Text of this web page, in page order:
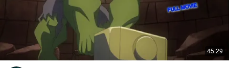
45:29